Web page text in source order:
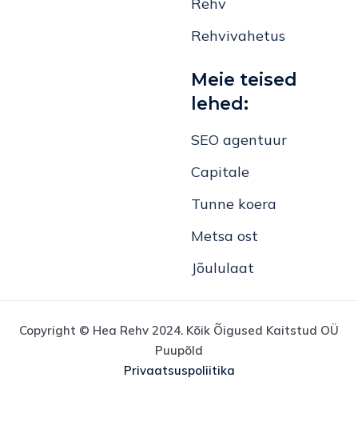
Rehvivahetus
Meie teised
lehed:
SEO agentuur
Capitale
Tunne koera
Metsa ost
Jõululaat
Copyright © Hea Rehv 2024. Kõik Õigused Kaitstud OÜ
Puupõld
Privaatsuspoliitika